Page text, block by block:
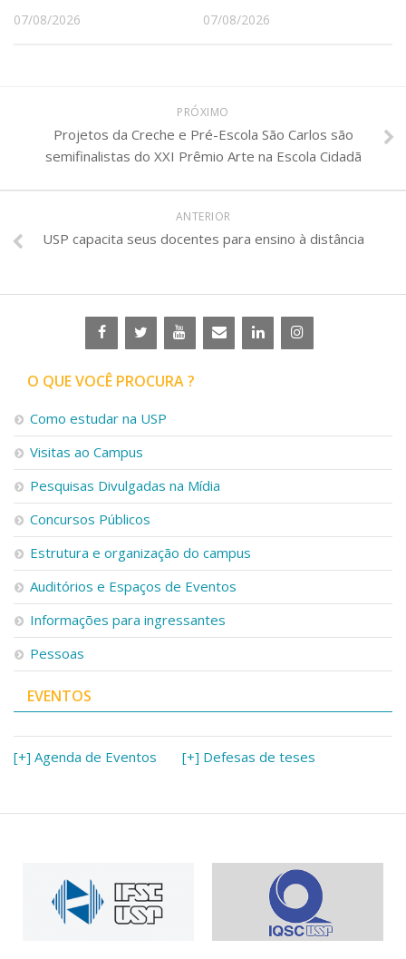
07/08/2026 07/08/2026
PRÓXIMO
Projetos da Creche e Pré-Escola São Carlos são
semifinalistas do XXI Prêmio Arte na Escola Cidadã
ANTERIOR
USP capacita seus docentes para ensino à distância
O QUE VOCÊ PROCURA ?
Como estudar na USP
Visitas ao Campus
Pesquisas Divulgadas na Mídia
Concursos Públicos
Estrutura e organização do campus
Auditórios e Espaços de Eventos
Informações para ingressantes
Pessoas
EVENTOS
[+] Agenda de Eventos [+] Defesas de teses